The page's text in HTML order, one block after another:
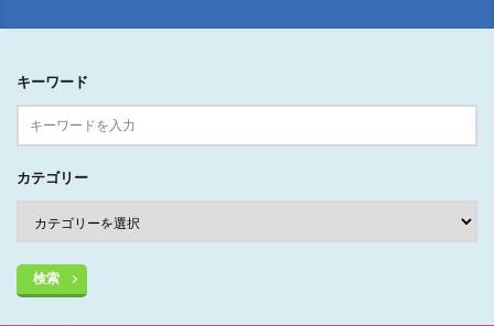
キーワード
カテゴリー
検索